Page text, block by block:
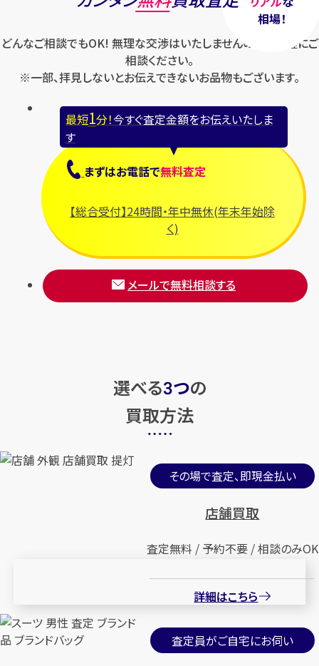
相場！
どんなご相談でもOK! 無理な交渉はいたしませんのでお気軽にご
相談ください。
※一部、拝見しないとお伝えできないお品物もございます。
最短1分！今すぐ査定金額をお伝えいたしま
す
まずはお電話で無料査定
【総合受付】24時間・年中無休(年末年始除
く)
メールで無料相談する
選べる3つの
買取方法
その場で査定、即現金払い
店舗買取
査定無料 / 予約不要 / 相談のみOK
詳細はこちら
査定員がご自宅にお伺い